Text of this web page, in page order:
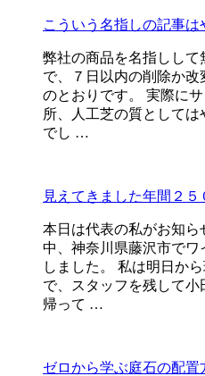
こういう名指しの記事は
弊社の商品を名指しし
で、７日以内の削除か
のとおりです。 実際に
所、人工芝の質として
でし …
見えてきました年間２５
本日は代表の私がお知ら
中、神奈川県藤沢市でワ
しました。 私は明日か
で、スタッフを残して
帰って …
ゼロから学ぶ庭石の配